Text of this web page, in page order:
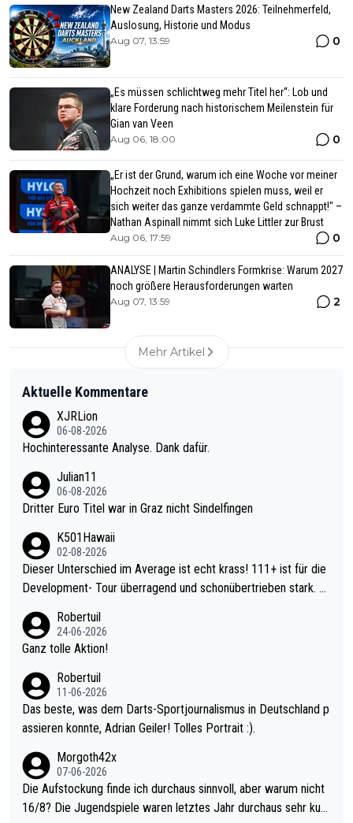
New Zealand Darts Masters 2026: Teilnehmerfeld,
Auslosung, Historie und Modus
Aug 07, 13:59 0
„Es müssen schlichtweg mehr Titel her“: Lob und
klare Forderung nach historischem Meilenstein für
Gian van Veen
Aug 06, 18:00 0
„Er ist der Grund, warum ich eine Woche vor meiner
Hochzeit noch Exhibitions spielen muss, weil er
sich weiter das ganze verdammte Geld schnappt!" –
Nathan Aspinall nimmt sich Luke Littler zur Brust
Aug 06, 17:59 0
ANALYSE | Martin Schindlers Formkrise: Warum 2027
noch größere Herausforderungen warten
Aug 07, 13:59 2
Mehr Artikel
Aktuelle Kommentare
XJRLion
06-08-2026
Hochinteressante Analyse. Dank dafür.
Julian11
06-08-2026
Dritter Euro Titel war in Graz nicht Sindelfingen
K501Hawaii
02-08-2026
Dieser Unterschied im Average ist echt krass! 111+ ist für die
Development- Tour überragend und schonübertrieben stark. U
mal 40+ erst recht. Da gewinnst keinen Blumentopf - ist ja noc
h krasser wie ein Pokalspiel eines Kreisligisten vs einem Bund
Robertuil
24-06-2026
Ganz tolle Aktion!
Robertuil
11-06-2026
Das beste, was dem Darts-Sportjournalismus in Deutschland p
assieren konnte, Adrian Geiler! Tolles Portrait :).
Morgoth42x
07-06-2026
Die Aufstockung finde ich durchaus sinnvoll, aber warum nicht
16/8? Die Jugendspiele waren letztes Jahr durchaus sehr kurz